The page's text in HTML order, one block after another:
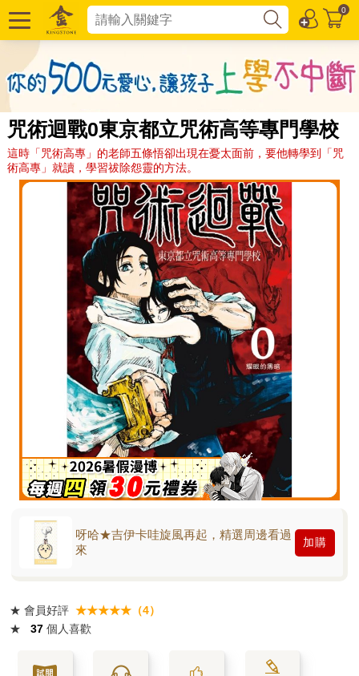
0
咒術迴戰0東京都立咒術高等專門學校
這時「咒術高專」的老師五條悟卻出現在憂太面前，要他轉學到「咒
術高專」就讀，學習祓除怨靈的方法。
呀哈★吉伊卡哇旋風再起，精選周邊看過
來
加購
★ 會員好評 ★★★★★（4）
★
37 個人喜歡